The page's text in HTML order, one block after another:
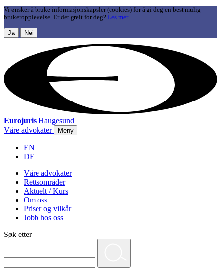
Vi ønsker å bruke informasjonskapsler (cookies) for å gi deg en best mulig
brukeropplevelse. Er det greit for deg? Les mer
Ja Nei
Eurojuris Haugesund
Våre advokater
Meny
EN
DE
Våre advokater
Rettsområder
Aktuelt / Kurs
Om oss
Priser og vilkår
Jobb hos oss
Søk etter